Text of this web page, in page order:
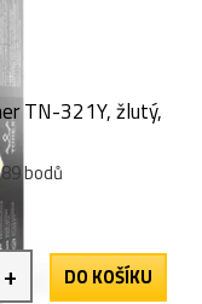
TN-321Y, žlutý,
89 bodů
+ DO KOŠÍKU